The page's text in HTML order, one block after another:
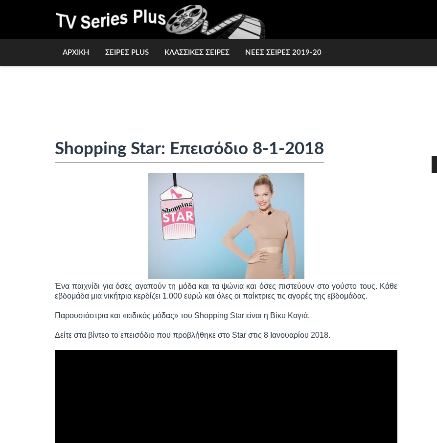
ΑΡΧΙΚΗ ΣΕΙΡΕΣ PLUS ΚΛΑΣΣΙΚΕΣ ΣΕΙΡΕΣ ΝΕΕΣ ΣΕΙΡΕΣ 2019-20
Shopping Star: Επεισόδιο 8-1-2018
Ένα παιχνίδι για όσες αγαπούν τη μόδα και τα ψώνια και όσες πιστεύουν στο γούστο τους. Κάθε
εβδομάδα μια νικήτρια κερδίζει 1.000 ευρώ και όλες οι παίκτριες τις αγορές της εβδομάδας.
Παρουσιάστρια και «ειδικός μόδας» του Shopping Star είναι η Βίκυ Καγιά.
Δείτε στα βίντεο τo επεισόδιο που προβλήθηκε στο Star στις 8 Ιανουαρίου 2018.